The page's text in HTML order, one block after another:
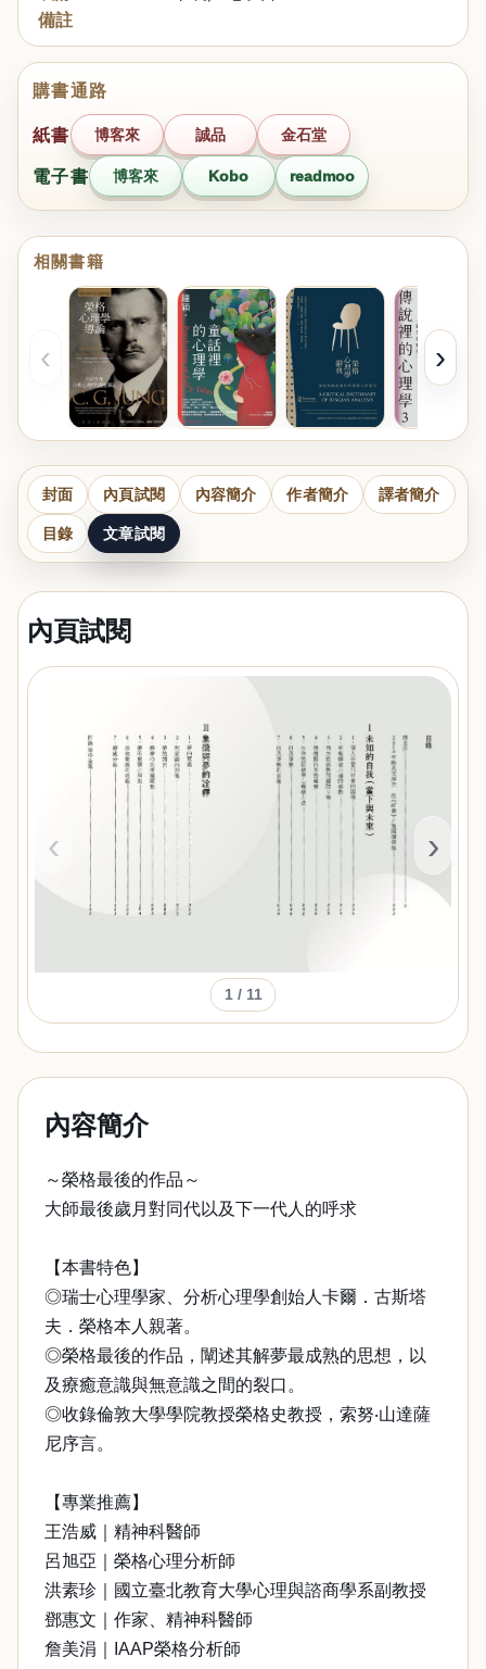
備註
購書通路
紙書 博客來 誠品 金石堂
電子書 博客來 Kobo readmoo
相關書籍
‹ ›
封面 內頁試閱 內容簡介 作者簡介 譯者簡介
目錄 文章試閱
內頁試閱
‹ ›
1/ 11
內容簡介
～榮格最後的作品～
大師最後歲月對同代以及下一代人的呼求
【本書特色】
◎瑞士心理學家、分析心理學創始人卡爾．古斯塔
夫．榮格本人親著。
◎榮格最後的作品，闡述其解夢最成熟的思想，以
及療癒意識與無意識之間的裂口。
◎收錄倫敦大學學院教授榮格史教授，索努‧山達薩
尼序言。
【專業推薦】
王浩威｜精神科醫師
呂旭亞｜榮格心理分析師
洪素珍｜國立臺北教育大學心理與諮商學系副教授
鄧惠文｜作家、精神科醫師
詹美涓｜IAAP榮格分析師